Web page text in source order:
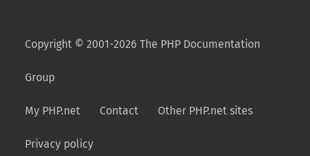
Copyright © 2001-2026 The PHP Documentation
Group
My PHP.net Contact Other PHP.net sites
Privacy policy